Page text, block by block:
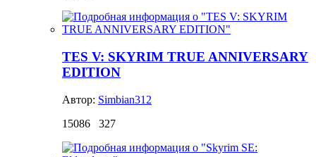
TES V: SKYRIM TRUE ANNIVERSARY
EDITION
Автор: Simbian312
15086
327